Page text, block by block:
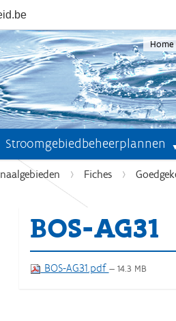
Home
Stroomgebiedbeheerplannen
Fiches
BOS-AG31
BOS-AG31.pdf — 14.3 MB